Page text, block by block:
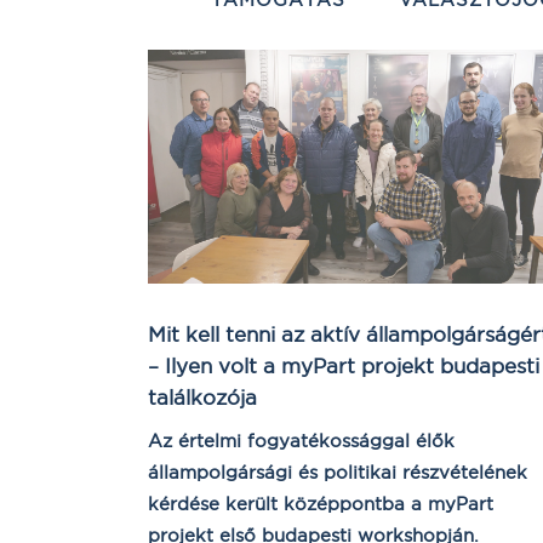
Mit kell tenni az aktív
– Ilyen volt a myPart projekt budapesti
találkozója
Az értelmi fogyatékossággal élők
állampolgársági és politikai részvételének
kérdése került középpontba a myPart
projekt első budapesti workshopján.